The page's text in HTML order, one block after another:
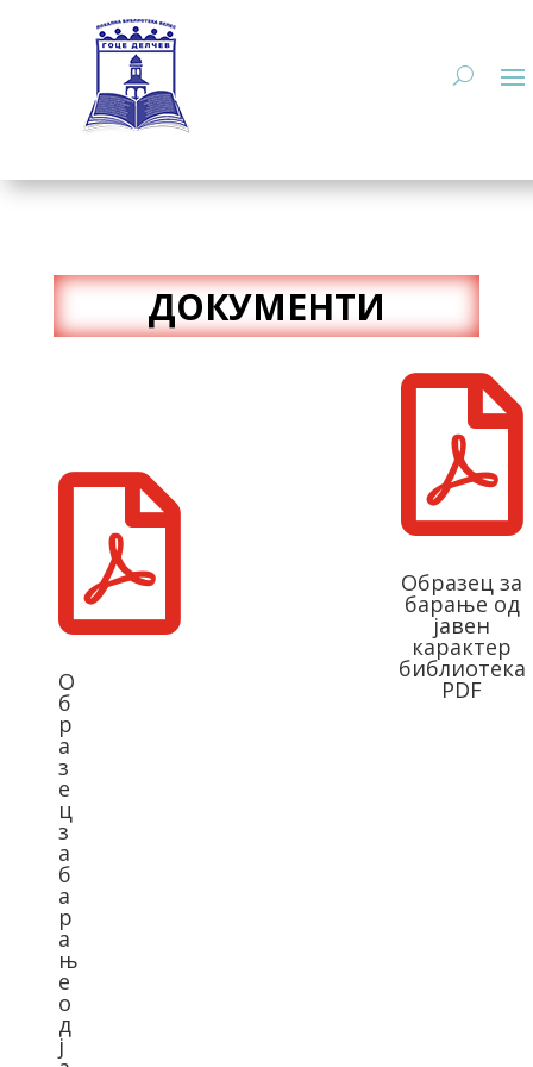
ДОКУМЕНТИ

Образец за
барање од
јавен
карактер
библиотека
PDF

О
б
р
а
з
е
ц
з
а
б
а
р
а
њ
е
о
д
ј